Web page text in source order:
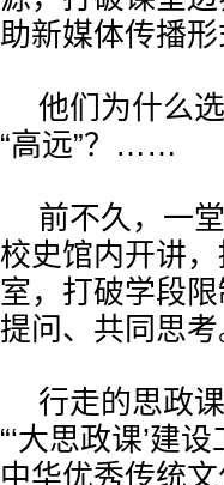
助新媒体传播
他们为什么
“高远”？……
前不久，一
校史馆内开讲
室，打破学段
提问、共同思
行走的思政
“‘大思政课’建
中华优秀传统